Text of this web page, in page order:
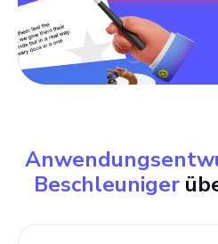
Beschleuniger